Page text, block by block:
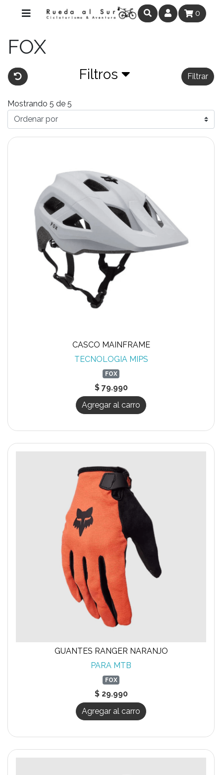
0
FOX
Filtros Filtrar
Mostrando 5 de 5
CASCO MAINFRAME
TECNOLOGIA MIPS
FOX
$ 79.990
Agregar al carro
GUANTES RANGER NARANJO
PARA MTB
FOX
$ 29.990
Agregar al carro